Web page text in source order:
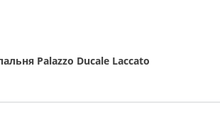
Palazzo Ducale Laccato